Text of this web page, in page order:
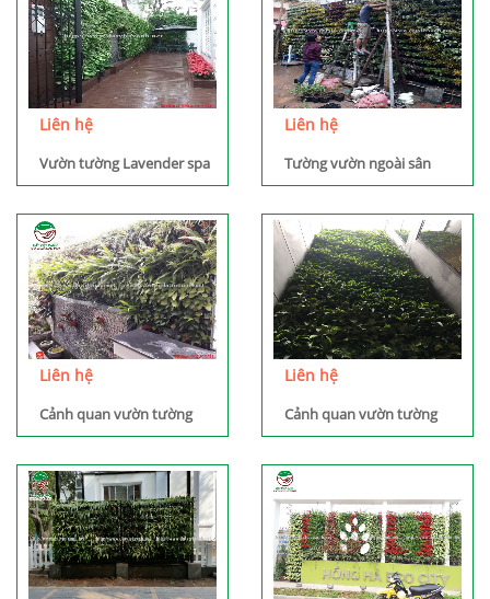
Liên hệ
Vườn tường Lavender spa
- Điện Biên Phủ - HN
Liên hệ
Tường vườn ngoài sân
Liên hệ
Cảnh quan vườn tường
sân vườn
Liên hệ
Cảnh quan vườn tường
giếng trời